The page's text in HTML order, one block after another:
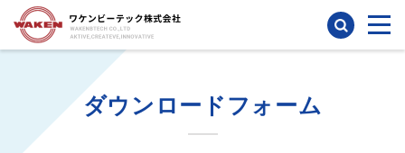
検索
ダウンロードフォーム